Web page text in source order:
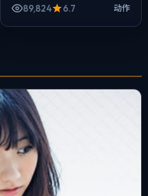
龙、大鹏、姜武等主演。强调
89,824 6.7 动作